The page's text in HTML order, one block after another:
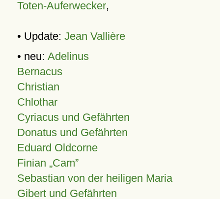
Toten-Auferwecker,
• Update: Jean Vallière
• neu: Adelinus
Bernacus
Christian
Chlothar
Cyriacus und Gefährten
Donatus und Gefährten
Eduard Oldcorne
Finian Cam
Sebastian von der heiligen Maria
Gibert und Gefährten